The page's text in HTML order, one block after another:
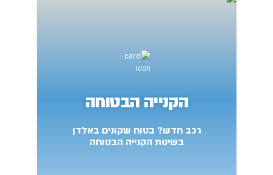
הקנייה הבטוחה
רכב חדש? בטוח שקונים באלדן
בשיטת הקנייה הבטוחה